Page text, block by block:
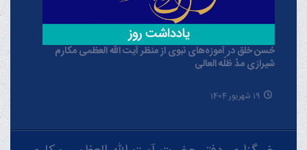
حُسن خلق در آموزه‌های نبوی از منظر آیت الله العظمی مکارم
شیرازی مدّ ظلّه العالی
19 شهریور 1404